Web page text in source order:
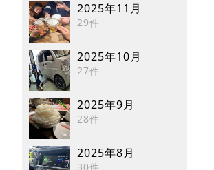
2025年11月
29件
2025年10月
27件
2025年9月
28件
2025年8月
30件